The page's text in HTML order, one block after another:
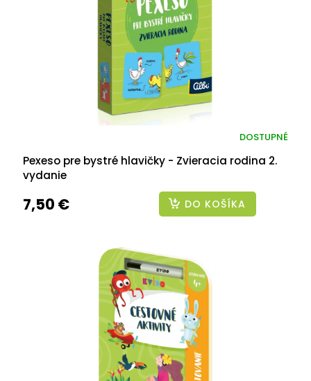
Pexeso pre bystré hlavičky - Zvieracia rodina 2.
vydanie
DOSTUPNÉ
7,50 € DO KOŠÍKA